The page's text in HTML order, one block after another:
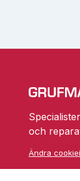
och
Ändra